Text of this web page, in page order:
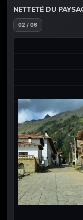
NETTETÉ DU
02 / 06